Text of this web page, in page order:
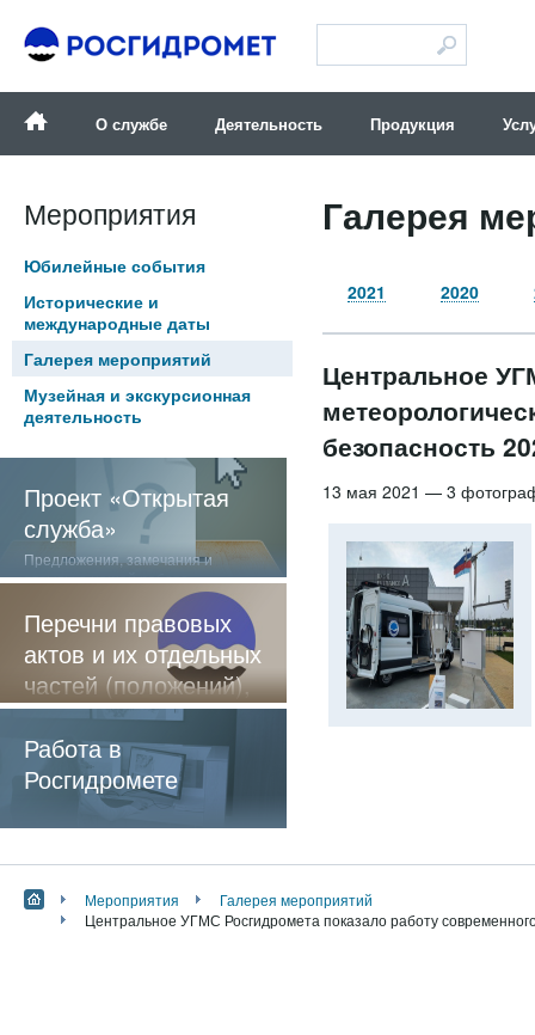
О службе Деятельность Продукция
Мероприятия
Юбилейные события
Исторические и
международные даты
Галерея мероприятий
Музейная и экскурсионная
деятельность
Проект «Открытая
служба»
Предложения, замечания и
отзывы о нашей работе
Перечни правовых
актов и их отдельных
частей (положений),
содержащие
обязательные
требования
Работа в
Росгидромете
Галерея
2021 2020
Центральное
безопасность
13 мая 2021 — 3
Мероприятия
Галерея мероприятий
Центральное УГМС Росгидромета показало работу